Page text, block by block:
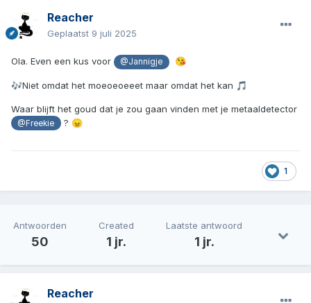
Reacher
Geplaatst 9 juli 2025
Ola. Even een kus voor @Jannigje 😘
🎶Niet omdat het moeoeoeeet maar omdat het kan 🎵
Waar blijft het goud dat je zou gaan vinden met je metaaldetector
@Freekie ? 😠
1
Antwoorden
50
Created
1 jr.
Laatste antwoord
1 jr.
Reacher